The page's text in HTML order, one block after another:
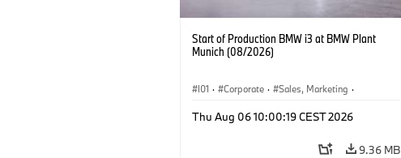
Start of Production BMW i3 at BMW Plant
Munich (08/2026)
I01 · Corporate · Sales, Marketing ·
Thu Aug 06 10:00:19 CEST 2026
9.36 MB